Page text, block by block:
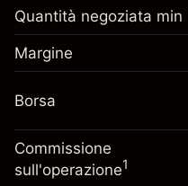
Adeguamento
finanziamento
Oneri per l'intero
posizione
Dimensione
Denaro da leva ~
Margine. Il tuo
investimento
Oneri per l'intero
posizione
Dimensione
Quantità negoziata min
Margine
Borsa
Commissione
sull'operazione1